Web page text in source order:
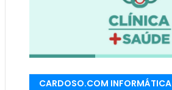
CARDOSO.COM INFORMÁTICA